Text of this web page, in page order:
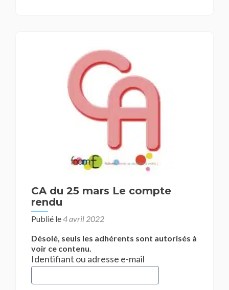
Congrès
FNAREN
CA du 25 mars Le compte
rendu
Publié le4 avril 2022
Désolé, seuls les adhérents sont autorisés à
voir ce contenu.
Identifiant ou adresse e-mail